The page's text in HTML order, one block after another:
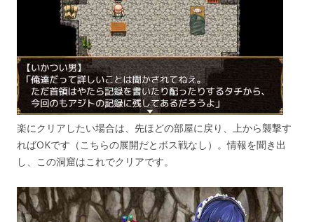
楽にクリアしたい場合は、先ほどの部屋に戻り、上から襲撃す
ればOKです（こちらの展開だとボス戦なし）。情報を聞き出
し、この洞窟はこれでクリアです。